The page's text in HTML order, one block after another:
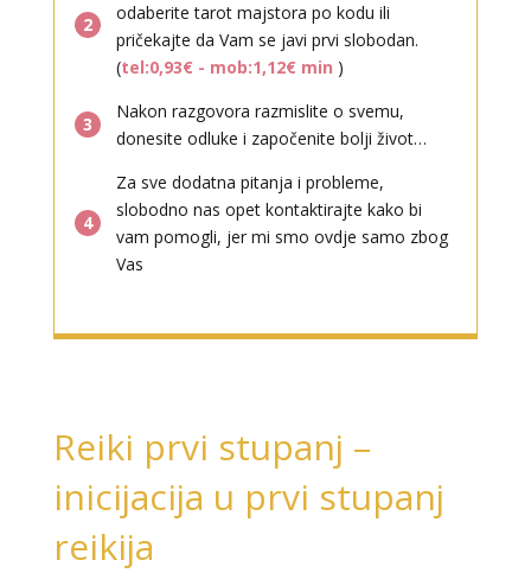
2
odaberite tarot majstora po kodu ili
pričekajte da Vam se javi prvi slobodan.
(tel:0,93€ - mob:1,12€ min )
3
Nakon razgovora razmislite o svemu,
donesite odluke i započenite bolji život…
4
Za sve dodatna pitanja i probleme,
slobodno nas opet kontaktirajte kako bi
vam pomogli, jer mi smo ovdje samo zbog
Vas
Reiki prvi stupanj –
inicijacija u prvi stupanj
reikija